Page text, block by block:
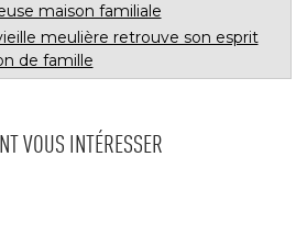
maison familiale
meulière retrouve son esprit
de famille
VOUS INTÉRESSER